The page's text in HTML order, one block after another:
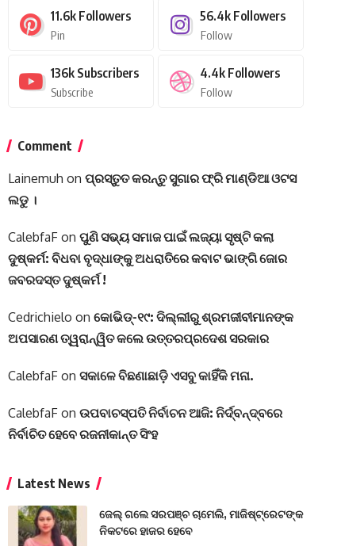
11.6k Followers
Pin
56.4k Followers
Follow
136k Subscribers
Subscribe
4.4k Followers
Follow
Comment
Lainemuh on ପ୍ରସ୍ତୁତ କରନ୍ତୁ ସୁଗାର ଫ୍ରି ମାଣ୍ଡିଆ ଓଟସ
ଲଡୁ ।
CalebfaFon ପୁଣି ସଭ୍ୟ ସମାଜ ପାଇଁ ଲଜ୍ୟା ସୃଷ୍ଟି କଲା
ଦୁଷ୍କର୍ମ: ବିଧବା ବୃଦ୍ଧାଙ୍କୁ ଅଧରାତିରେ କବାଟ ଭାଙ୍ଗି ଜୋର
ଜବରଦସ୍ତ ଦୁଷ୍କର୍ମ !
Cedrichielo on କୋଭିଡ୍-୧୯: ଦିଲ୍ଲୀରୁ ଶ୍ରମଜୀବୀମାନଙ୍କ
ଅପସାରଣ ତ୍ୱରାନ୍ୱିତ କଲେ ଉତ୍ତରପ୍ରଦେଶ ସରକାର
CalebfaFon ସକାଳେ ବିଛଣାଛାଡ଼ି ଏସବୁ କାହିଁକି ମନା.
CalebfaFon ଉପବାଚସ୍ପତି ନିର୍ବାଚନ ଆଜି: ନିର୍ଦ୍ବନ୍ଦ୍ବରେ
ନିର୍ବାଚିତ ହେବେ ରଜନୀକାନ୍ତ ସିଂହ
Latest News
ଜେଲ୍ ଗଲେ ସରପଞ୍ଚ ଚାମେଲି, ମାଜିଷ୍ଟ୍ରେଟଙ୍କ
ନିକଟରେ ହାଜର ହେବେ